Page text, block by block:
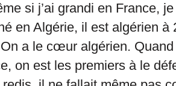
si j’ai grandi en France,
en Algérie, il est algérien à
a le cœur algérien.
on est les premiers à le